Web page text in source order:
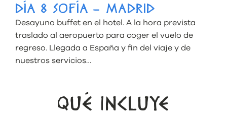
DÍA 8 SOFÍA – MADRID
Desayuno buffet en el hotel. A la hora prevista
traslado al aeropuerto para coger el vuelo de
regreso. Llegada a España y fin del viaje y de
nuestros servicios…
QUÉ INCLUYE